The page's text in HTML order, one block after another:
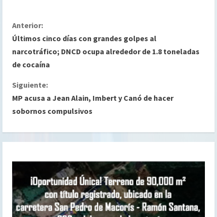
S
i
g
u
e
l
y
e
n
Anterior:
Últimos cinco días con grandes golpes al
narcotráfico; DNCD ocupa alrededor de 1.8 toneladas
de cocaína
Siguiente:
MP acusa a Jean Alain, Imbert y Canó de hacer
sobornos compulsivos